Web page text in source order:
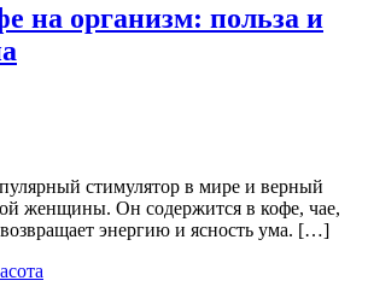
на организм: польза и
стимулятор в мире и верный
женщины. Он содержится в кофе, чае,
энергию и ясность ума. […]